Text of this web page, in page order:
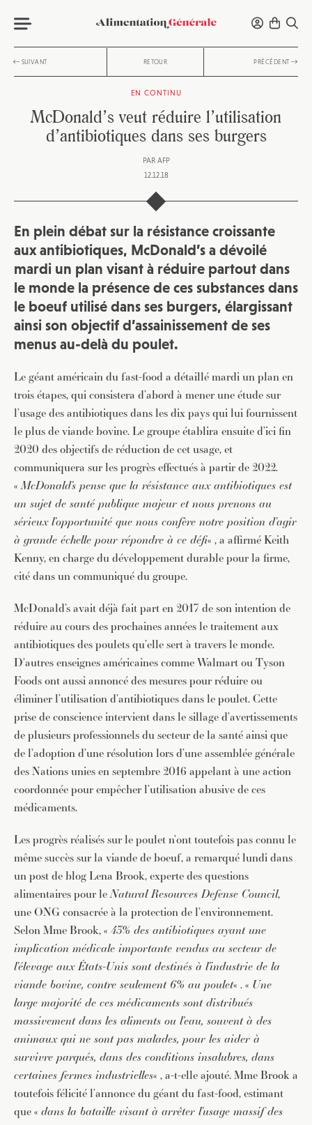
SUIVANT RETOUR PRÉCÉDENT
EN CONTINU
McDonald’s veut réduire l’utilisation
d’antibiotiques dans ses burgers
PAR AFP
12.12.18
En plein débat sur la résistance croissante
aux antibiotiques, McDonald’s a dévoilé
mardi un plan visant à réduire partout dans
le monde la présence de ces substances dans
le boeuf utilisé dans ses burgers, élargissant
ainsi son objectif d’assainissement de ses
menus au-delà du poulet.
Le géant américain du fast-food a détaillé mardi un plan en
trois étapes, qui consistera d’abord à mener une étude sur
l’usage des antibiotiques dans les dix pays qui lui fournissent
le plus de viande bovine. Le groupe établira ensuite d’ici fin
2020 des objectifs de réduction de cet usage, et
communiquera sur les progrès effectués à partir de 2022.
«McDonald’s pense que la résistance aux antibiotiques est
un sujet de santé publique majeur et nous prenons au
sérieux l’opportunité que nous confère notre position d’agir
à grande échelle pour répondre à ce défi« , a affirmé Keith
Kenny, en charge du développement durable pour la firme,
cité dans un communiqué du groupe.
McDonald’s avait déjà fait part en 2017 de son intention de
réduire au cours des prochaines années le traitement aux
antibiotiques des poulets qu’elle sert à travers le monde.
D’autres enseignes américaines comme Walmart ou Tyson
Foods ont aussi annoncé des mesures pour réduire ou
éliminer l’utilisation d’antibiotiques dans le poulet. Cette
prise de conscience intervient dans le sillage d’avertissements
de plusieurs professionnels du secteur de la santé ainsi que
de l’adoption d’une résolution lors d’une assemblée générale
des Nations unies en septembre 2016 appelant à une action
coordonnée pour empêcher l’utilisation abusive de ces
médicaments.
Les progrès réalisés sur le poulet n’ont toutefois pas connu le
même succès sur la viande de boeuf, a remarqué lundi dans
un post de blog Lena Brook, experte des questions
alimentaires pour leNatural Resources Defense Council,
une ONG consacrée à la protection de l’environnement.
Selon Mme Brook, « 43% des antibiotiques ayant une
implication médicale importante vendus au secteur de
l’élevage aux États-Unis sont destinés à l’industrie de la
viande bovine, contre seulement 6% au poulet« . « Une
large majorité de ces médicaments sont distribués
massivement dans les aliments ou l’eau, souvent à des
animaux qui ne sont pas malades, pour les aider à
survivre parqués, dans des conditions insalubres, dans
certaines fermes industrielles« , a-t-elle ajouté. Mme Brook a
toutefois félicité l’annonce du géant du fast-food, estimant
que « dans la bataille visant à arrêter l’usage massif des